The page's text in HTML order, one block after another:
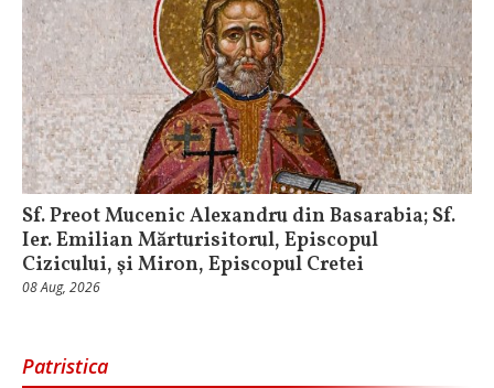
Sf. Preot Mucenic Alexandru din Basarabia; Sf.
Ier. Emilian Mărturisitorul, Episcopul
Cizicului, şi Miron, Episcopul Cretei
08 Aug, 2026
Patristica